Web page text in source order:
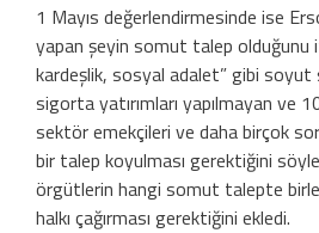
1 Mayıs değerlendirmesinde ise
yapan şeyin somut talep olduğunu
kardeşlik, sosyal adalet” gibi
sigorta yatırımları yapılmayan ve
sektör emekçileri ve daha birçok
bir talep koyulması gerektiğini
örgütlerin hangi somut talepte
halkı çağırması gerektiğini ekledi.